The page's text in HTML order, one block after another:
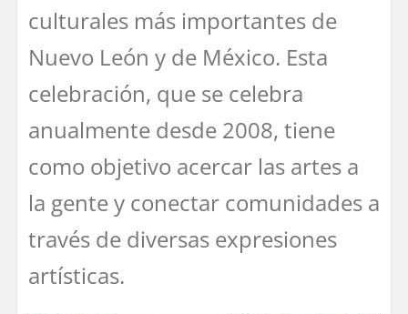
culturales más importantes de
Nuevo León y de México. Esta
celebración, que se celebra
anualmente desde 2008, tiene
como objetivo acercar las artes a
la gente y conectar comunidades a
través de diversas expresiones
artísticas.